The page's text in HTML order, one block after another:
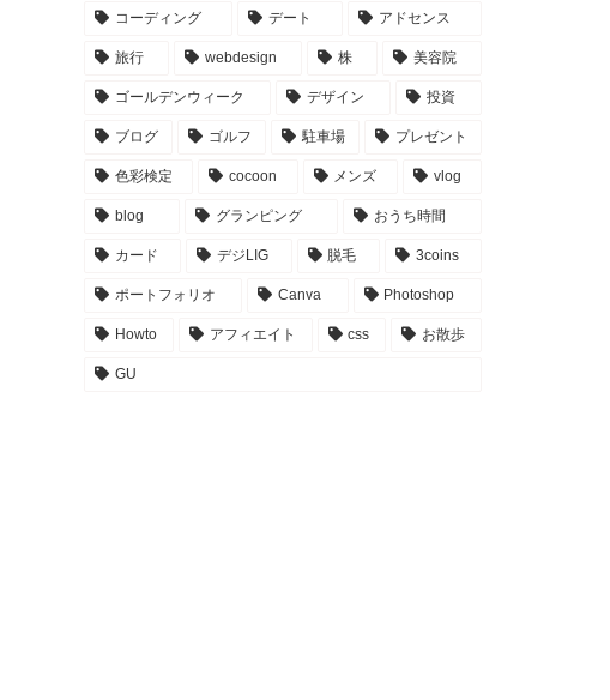
コーディング デート アドセンス
旅行 webdesign 株 美容院
ゴールデンウィーク デザイン 投資
ブログ ゴルフ 駐車場 プレゼント
色彩検定 cocoon メンズ vlog
blog グランピング おうち時間
カード デジLIG 脱毛 3coins
ポートフォリオ Canva Photoshop
Howto アフィエイト css お散歩
GU